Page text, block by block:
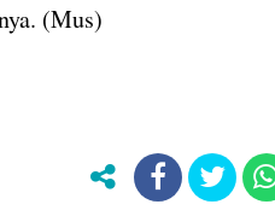
(Mus)